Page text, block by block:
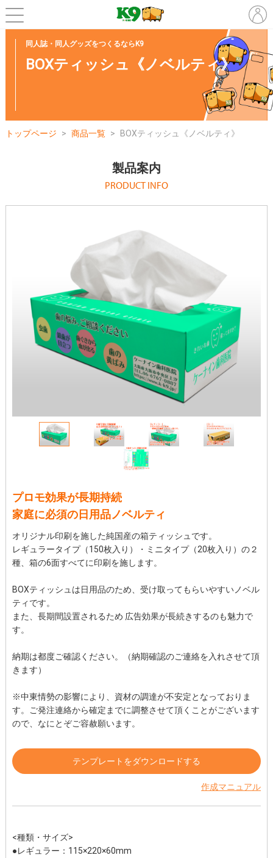
同人誌・同人グッズをつくるならK9
BOXティッシュ《ノベルティ》
トップページ 商品一覧 BOXティッシュ《ノベルティ》
製品案内
PRODUCT INFO
プロモ効果が長期持続
家庭に必須の日用品ノベルティ
オリジナル印刷を施した純国産の箱ティッシュです。
レギュラータイプ（150枚入り）・ミニタイプ（20枚入り）の２
種、箱の6面すべてに印刷を施します。
BOXティッシュは日用品のため、受け取ってもらいやすいノベル
ティです。
また、長期間設置されるため 広告効果が長続きするのも魅力で
す。
納期は都度ご確認ください。（納期確認のご連絡を入れさせて頂
きます）
※中東情勢の影響により、資材の調達が不安定となっておりま
す。ご発注連絡から確定までに調整させて頂くことがございます
ので、なにとぞご容赦願います。
テンプレートをダウンロードする
作成マニュアル
<種類・サイズ>
●レギュラー：115×220×60mm